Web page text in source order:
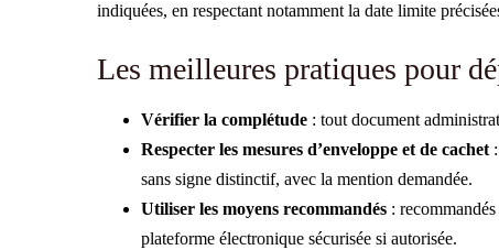
indiquées, en respectant notamment la date limite
Les meilleures pratiques pour
Vérifier la complétude : tout document
Respecter les mesures d’enveloppe et de cachet
sans signe distinctif, avec la mention demandée.
Utiliser les moyens recommandés :
plateforme électronique sécurisée si autorisée.